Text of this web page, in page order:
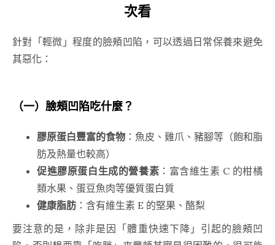
次看
針對「輕微」程度的臉頰凹陷，可以透過日常保養來避免
其惡化：
（一） 臉頰凹陷吃什麼？
膠原蛋白豐富的食物 ：魚皮、雞爪、豬腳等（飽和脂
肪及熱量也較高）
促進膠原蛋白生成的營養素 ：富含維生素 C 的柑橘
類水果、蛋豆魚肉等優質蛋白質
健康脂肪 ：含有維生素 E 的堅果、酪梨
要注意的是，除非是因「體重快速下降」引起的臉頰凹